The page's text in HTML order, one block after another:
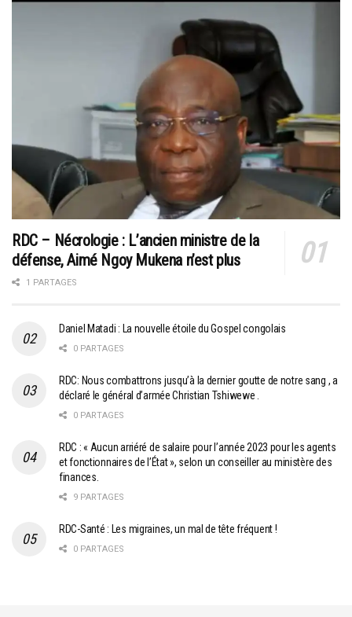
RDC – Nécrologie : L’ancien ministre de la
défense, Aimé Ngoy Mukena n’est plus
1 PARTAGES
Daniel Matadi : La nouvelle étoile du Gospel congolais
0 PARTAGES
RDC: Nous combattrons jusqu’à la dernier goutte de notre sang , a
déclaré le général d’armée Christian Tshiwewe .
0 PARTAGES
RDC : « Aucun arriéré de salaire pour l’année 2023 pour les agents
et fonctionnaires de l’État », selon un conseiller au ministère des
finances.
9 PARTAGES
RDC-Santé : Les migraines, un mal de tête fréquent !
0 PARTAGES